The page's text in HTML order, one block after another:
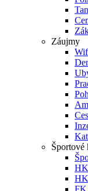
Záujmy
Športové